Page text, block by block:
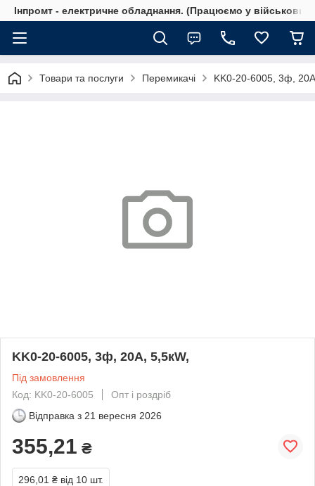
Інпромт - електричне обладнання. (Працюємо у військовий
Товари та послуги Перемикачі KK0-20-6005, 3ф,
KK0-20-6005, 3ф, 20А, 5,5кW,
Під замовлення
Код: KK0-20-6005
Опт і роздріб
Відправка з 21 вересня 2026
355,21 ₴
296,01 ₴ від 10 шт.